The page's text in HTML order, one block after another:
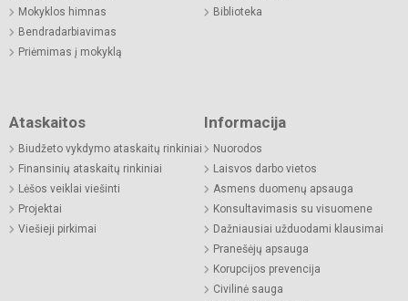
Mokyklos himnas
Bendradarbiavimas
Priėmimas į mokyklą
Biblioteka
Ataskaitos
Biudžeto vykdymo ataskaitų rinkiniai
Finansinių ataskaitų rinkiniai
Lėšos veiklai viešinti
Projektai
Viešieji pirkimai
Informacija
Nuorodos
Laisvos darbo vietos
Asmens duomenų apsauga
Konsultavimasis su visuomene
Dažniausiai užduodami klausimai
Pranešėjų apsauga
Korupcijos prevencija
Civilinė sauga